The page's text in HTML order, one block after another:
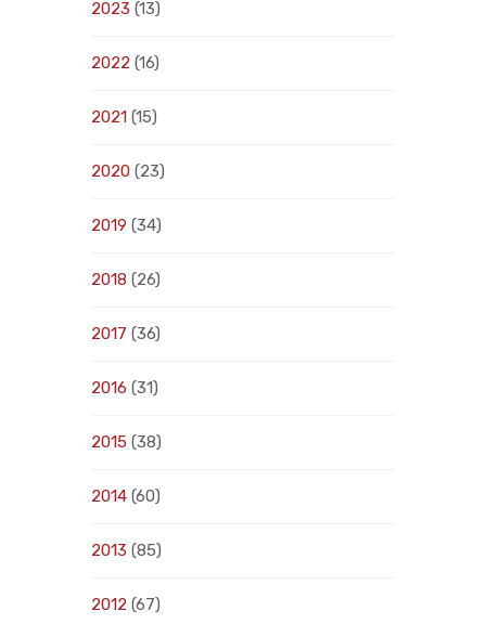
2023 (13)
2022 (16)
2021 (15)
2020 (23)
2019 (34)
2018 (26)
2017 (36)
2016 (31)
2015 (38)
2014 (60)
2013 (85)
2012 (67)